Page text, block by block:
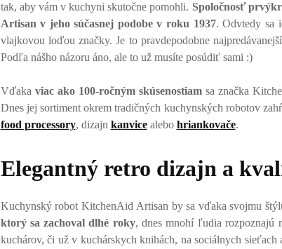
tak, aby vám v kuchyni skutočne pomohli. Spoločnosť
Artisan v jeho súčasnej podobe v roku 1937. Odvtedy sa
vlajkovou loďou značky. Je to pravdepodobne
Podľa nášho názoru áno, ale to už musíte posúdiť sami :)
Vďaka viac ako 100-ročným skúsenostiamsa značka
Dnes jej sortiment okrem tradičných kuchynských robotov
food processory, dizajn kanvicealebo hriankovače.
Elegantný retro dizajn a
Kuchynský robot KitchenAid Artisan by sa vďaka svojmu
ktorý sa zachoval dlhé roky, dnes mnohí ľudia rozpoznajú
kuchárov, či už v kuchárskych knihách, na sociálnych